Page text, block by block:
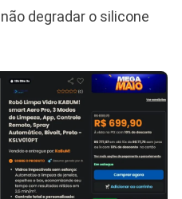
degradar o silicone